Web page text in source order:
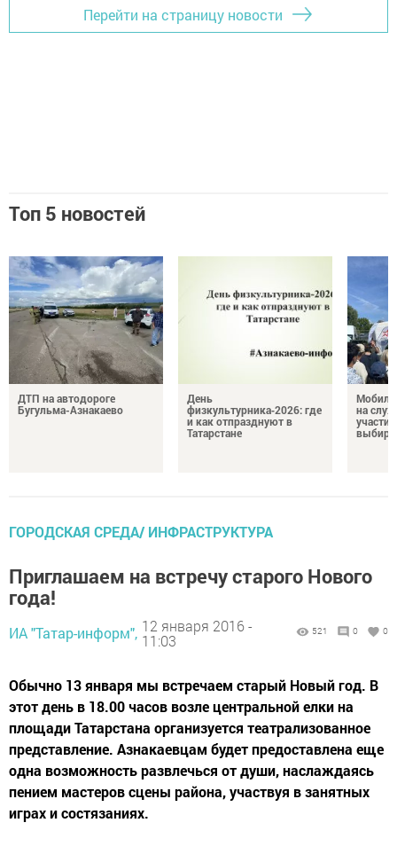
Перейти на страницу новости
Топ 5 новостей
ДТП на автодороге
Бугульма-Азнакаево
День
физкультурника‑2026: где
и как отпразднуют в
Татарстане
на
ГОРОДСКАЯ СРЕДА/ ИНФРАСТРУКТУРА
Приглашаем на встречу старого Нового
года!
ИА "Татар-информ", 12 января 2016 -
11:03
521 0 0
Обычно 13 января мы встречаем старый Новый год. В
этот день в 18.00 часов возле центральной елки на
площади Татарстана организуется театрализованное
представление. Азнакаевцам будет предоставлена еще
одна возможность развлечься от души, наслаждаясь
пением мастеров сцены района, участвуя в занятных
играх и состязаниях.